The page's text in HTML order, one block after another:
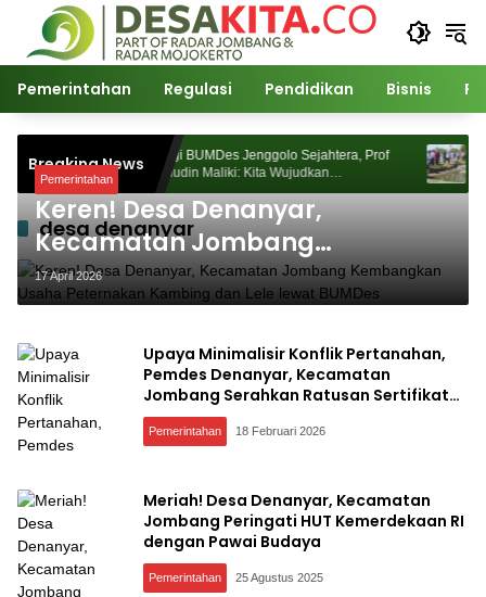
Langsung
konten
Pemerintahan Regulasi Pendidikan Bisnis
Breaking NewsKunjungi BUMDes Jenggolo Sejahtera, Prof
Dr Zainudin Maliki: Kita Wujudkan
Kemandirian Ekonomi dengan Potensi Desa
Dr
desa denanyar
Pemerintahan
Keren! Desa Denanyar,
Kecamatan Jombang
Kembangkan Usaha Peternakan
Kambing dan Lele lewat BUMDes
17 April 2026
Upaya Minimalisir Konflik Pertanahan,
Pemdes Denanyar, Kecamatan
Jombang Serahkan Ratusan Sertifikat
PTSL kepada Warga
Pemerintahan 18 Februari 2026
Meriah! Desa Denanyar, Kecamatan
Jombang Peringati HUT Kemerdekaan RI
dengan Pawai Budaya
Pemerintahan 25 Agustus 2025